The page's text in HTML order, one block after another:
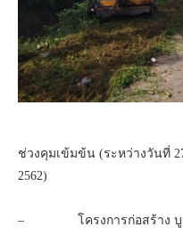
ช่วงคุมเข้มข้น (ระหว่างวันที่
2562)
– โครงการก่อสร้าง บูร